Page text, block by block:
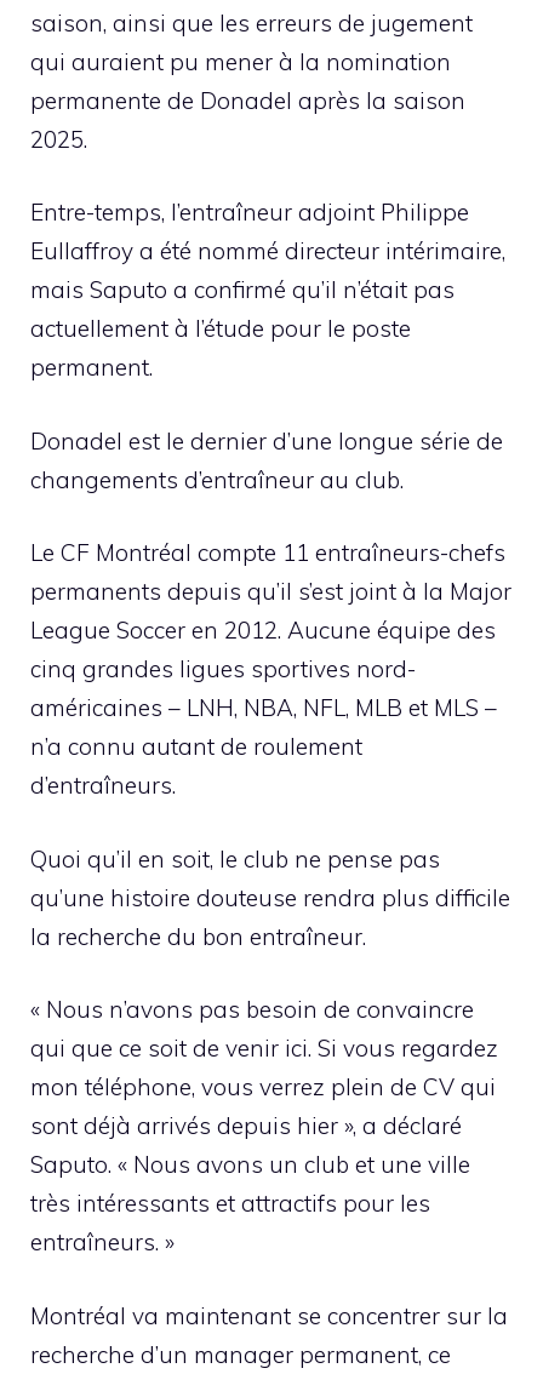
saison, ainsi que les erreurs de jugement
qui auraient pu mener à la nomination
permanente de Donadel après la saison
2025.
Entre-temps, l’entraîneur adjoint Philippe
Eullaffroy a été nommé directeur intérimaire,
mais Saputo a confirmé qu’il n’était pas
actuellement à l’étude pour le poste
permanent.
Donadel est le dernier d’une longue série de
changements d’entraîneur au club.
Le CF Montréal compte 11 entraîneurs-chefs
permanents depuis qu’il s’est joint à la Major
League Soccer en 2012. Aucune équipe des
cinq grandes ligues sportives nord-
américaines – LNH, NBA, NFL, MLB et MLS –
n’a connu autant de roulement
d’entraîneurs.
Quoi qu’il en soit, le club ne pense pas
qu’une histoire douteuse rendra plus difficile
la recherche du bon entraîneur.
« Nous n’avons pas besoin de convaincre
qui que ce soit de venir ici. Si vous regardez
mon téléphone, vous verrez plein de CV qui
sont déjà arrivés depuis hier », a déclaré
Saputo. « Nous avons un club et une ville
très intéressants et attractifs pour les
entraîneurs. »
Montréal va maintenant se concentrer sur la
recherche d’un manager permanent, ce